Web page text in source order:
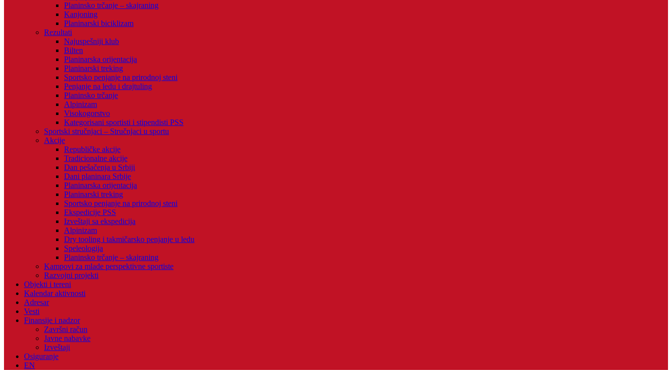
Planinsko trčanje – skajraning
Kanjoning
Planinarski biciklizam
Rezultati
Najuspešniji klub
Bilten
Planinarska orijentacija
Planinarski treking
Sportsko penjanje na prirodnoj steni
Penjanje na ledu i drajtuling
Planinsko trčanje
Alpinizam
Visokogorstvo
Kategorisani sportisti i stipendisti PSS
Sportski stručnjaci – Stručnjaci u sportu
Akcije
Republičke akcije
Tradicionalne akcije
Dan pešačenja u Srbiji
Dani planinara Srbije
Planinarska orijentacija
Planinarski treking
Sportsko penjanje na prirodnoj steni
Ekspedicije PSS
Izveštaji sa ekspedicija
Alpinizam
Dry tooling i takmičarsko penjanje u ledu
Speleologija
Planinsko trčanje – skajraning
Kampovi za mlade perspektivne sportiste
Razvojni projekti
Objekti i tereni
Kalendar aktivnosti
Adresar
Vesti
Finansije i nadzor
Završni račun
Javne nabavke
Izveštaji
Osiguranje
EN